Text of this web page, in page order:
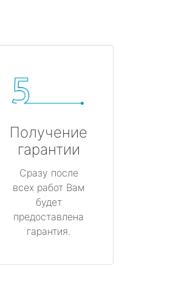
Получение
гарантии
Сразу после
всех работ Вам
будет
предоставлена
гарантия.